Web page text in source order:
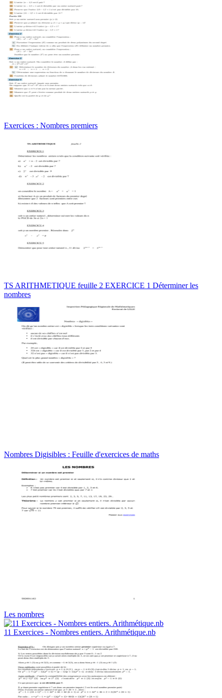
Exercices : Nombres premiers
TS ARITHMETIQUE feuille 2 EXERCICE 1 Déterminer les
nombres
Nombres Digisibles : Feuille d'exercices de maths
Les nombres
11 Exercices - Nombres entiers. Arithmétique.nb